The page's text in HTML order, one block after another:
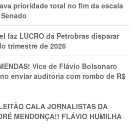
prioridade total no fim da escala
faz LUCRO da Petrobras disparar
trimestre de 2026
Vice de Flávio Bolsonaro
enviar auditoria com rombo de R$
CALA JORNALISTAS DA
MENDONÇA!! FLÁVIO HUMILHA